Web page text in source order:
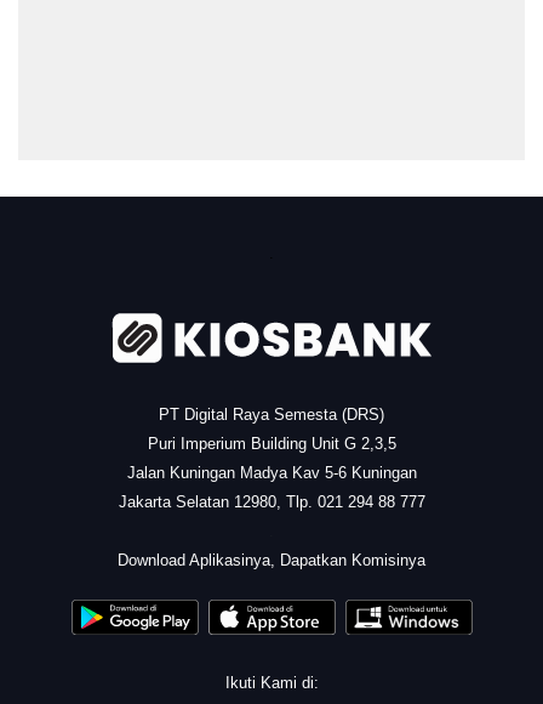
PT Digital Raya Semesta (DRS)
Puri Imperium Building Unit G 2,3,5
Jalan Kuningan Madya Kav 5-6 Kuningan
Jakarta Selatan 12980, Tlp. 021 294 88 777
Download Aplikasinya, Dapatkan Komisinya
Ikuti Kami di: